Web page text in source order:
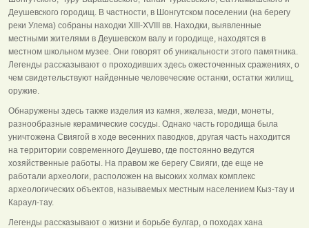
Деушевского городищ. В частности, в Шонгутском поселении (на берегу
реки Улема) собраны находки XIII-XVIII вв. Находки, выявленные
местными жителями в Деушевском валу и городище, находятся в
местном школьном музее. Они говорят об уникальности этого памятника.
Легенды рассказывают о проходивших здесь ожесточенных сражениях, о
чем свидетельствуют найденные человеческие останки, остатки жилищ,
оружие.
Обнаружены здесь также изделия из камня, железа, меди, монеты,
разнообразные керамические сосуды. Однако часть городища была
уничтожена Свиягой в ходе весенних паводков, другая часть находится
на территории современного Деушево, где постоянно ведутся
хозяйственные работы. На правом же берегу Свияги, где еще не
работали археологи, расположен на высоких холмах комплекс
археологических объектов, называемых местным населением Кыз-тау и
Караул-тау.
Легенды рассказывают о жизни и борьбе булгар, о походах хана